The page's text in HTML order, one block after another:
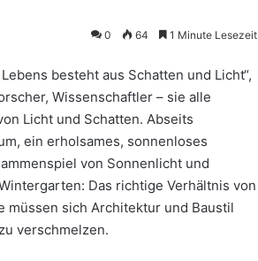
0 64 1 Minute Lesezeit
besteht aus Schatten und Licht“,
Wissenschaftler – sie alle
Licht und Schatten. Abseits
ein erholsames, sonnenloses
von Sonnenlicht und
Das richtige Verhältnis von
müssen sich Architektur und Baustil
verschmelzen.